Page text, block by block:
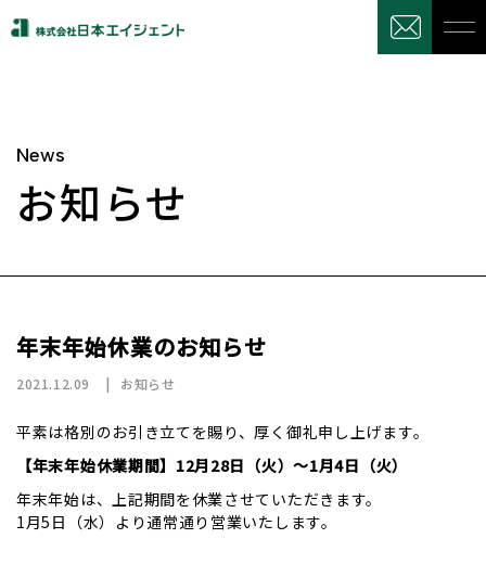
News
お知らせ
年末年始休業のお知らせ
2021.12.09 お知らせ
平素は格別のお引き立てを賜り、厚く御礼申し上げます。
【年末年始休業期間】12月28日（火）～1月4日（火）
年末年始は、上記期間を休業させていただきます。
1月5日（水）より通常通り営業いたします。